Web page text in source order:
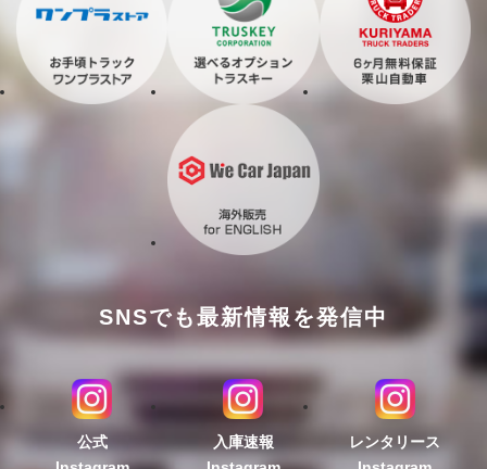
SNSでも最新情報を発信中
公式
入庫速報
レンタリース